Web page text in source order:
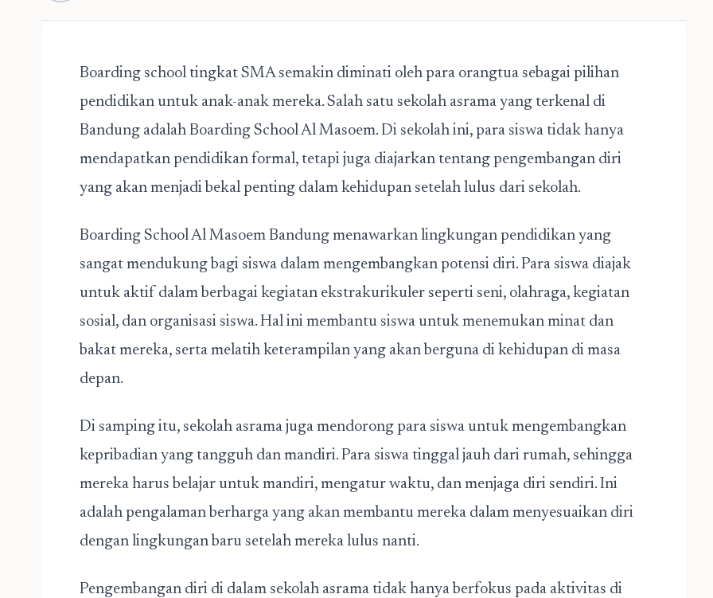
Boarding school tingkat SMAsemakin diminati oleh para orangtua sebagai pilihan
pendidikan untuk anak-anak mereka. Salah satu sekolah asrama yang terkenal di
Bandung adalah Boarding School Al Masoem. Di sekolah ini, para siswa tidak hanya
mendapatkan pendidikan formal, tetapi juga diajarkan tentang pengembangan diri
yang akan menjadi bekal penting dalam kehidupan setelah lulus dari sekolah.
Boarding School Al Masoem Bandung menawarkan lingkungan pendidikan yang
sangat mendukung bagi siswa dalam mengembangkan potensi diri. Para siswa diajak
untuk aktif dalam berbagai kegiatan ekstrakurikuler seperti seni, olahraga, kegiatan
sosial, dan organisasi siswa. Hal ini membantu siswa untuk menemukan minat dan
bakat mereka, serta melatih keterampilan yang akan berguna di kehidupan di masa
depan.
Di samping itu, sekolah asrama juga mendorong para siswa untuk mengembangkan
kepribadian yang tangguh dan mandiri. Para siswa tinggal jauh dari rumah, sehingga
mereka harus belajar untuk mandiri, mengatur waktu, dan menjaga diri sendiri. Ini
adalah pengalaman berharga yang akan membantu mereka dalam menyesuaikan diri
dengan lingkungan baru setelah mereka lulus nanti.
Pengembangan diri di dalam sekolah asrama tidak hanya berfokus pada aktivitas di